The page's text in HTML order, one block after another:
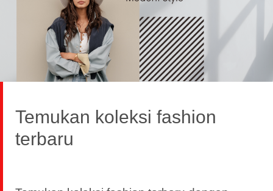
Temukan koleksi fashion
terbaru